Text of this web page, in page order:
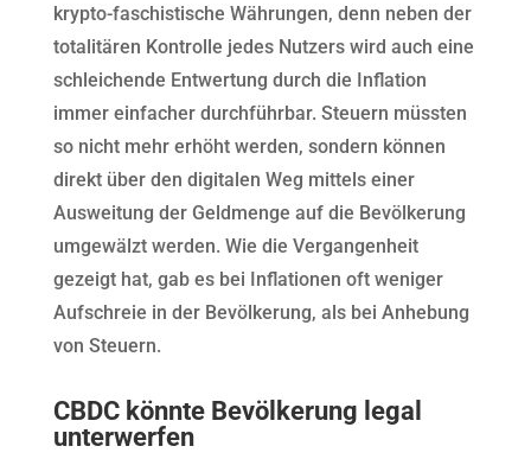
krypto-faschistische Währungen, denn neben der
totalitären Kontrolle jedes Nutzers wird auch eine
schleichende Entwertung durch die Inflation
immer einfacher durchführbar. Steuern müssten
so nicht mehr erhöht werden, sondern können
direkt über den digitalen Weg mittels einer
Ausweitung der Geldmenge auf die Bevölkerung
umgewälzt werden. Wie die Vergangenheit
gezeigt hat, gab es bei Inflationen oft weniger
Aufschreie in der Bevölkerung, als bei Anhebung
von Steuern.
CBDC könnte Bevölkerung legal
unterwerfen